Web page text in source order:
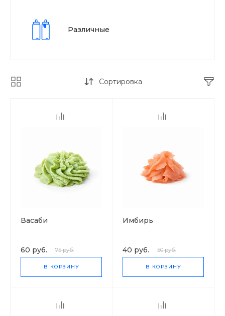
Различные
Сортировка
Васаби
60 руб. 75 руб.
В КОРЗИНУ
Имбирь
40 руб. 50 руб.
В КОРЗИНУ